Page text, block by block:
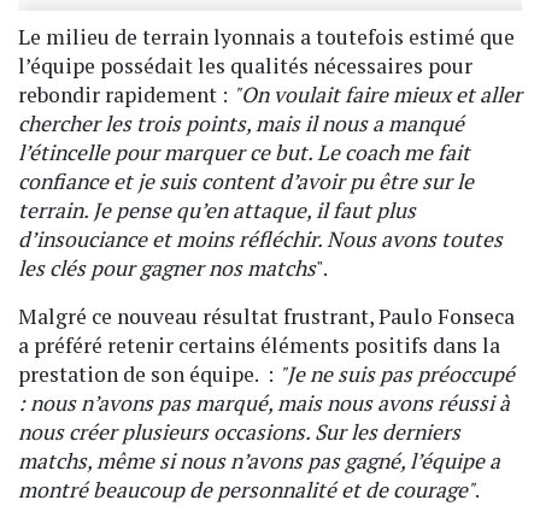
Le milieu de terrain lyonnais a toutefois estimé que
l’équipe possédait les qualités nécessaires pour
rebondir rapidement : "On voulait faire mieux et aller
chercher les trois points, mais il nous a manqué
l’étincelle pour marquer ce but. Le coach me fait
confiance et je suis content d’avoir pu être sur le
terrain. Je pense qu’en attaque, il faut plus
d’insouciance et moins réfléchir. Nous avons toutes
les clés pour gagner nos matchs".
Malgré ce nouveau résultat frustrant, Paulo Fonseca
a préféré retenir certains éléments positifs dans la
prestation de son équipe. : "Je ne suis pas préoccupé
: nous n’avons pas marqué, mais nous avons réussi à
nous créer plusieurs occasions. Sur les derniers
matchs, même si nous n’avons pas gagné, l’équipe a
montré beaucoup de personnalité et de courage".